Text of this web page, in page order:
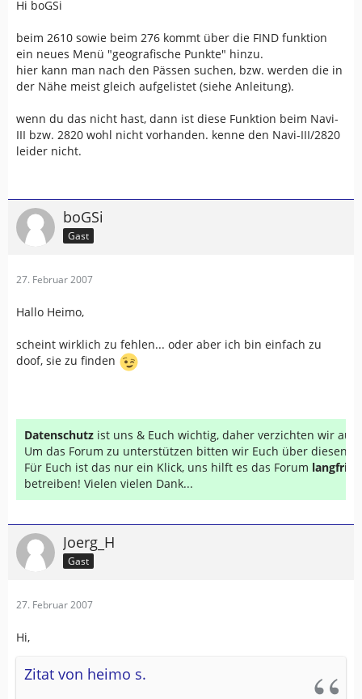
Hi boGSi
beim 2610 sowie beim 276 kommt über die FIND funktion
ein neues Menü "geografische Punkte" hinzu.
hier kann man nach den Pässen suchen, bzw. werden die in
der Nähe meist gleich aufgelistet (siehe Anleitung).
wenn du das nicht hast, dann ist diese Funktion beim Navi-
III bzw. 2820 wohl nicht vorhanden. kenne den Navi-III/2820
leider nicht.
boGSi
Gast
27. Februar 2007
Hallo Heimo,
scheint wirklich zu fehlen... oder aber ich bin einfach zu
doof, sie zu finden
Datenschutz ist uns & Euch wichtig, daher verzichten wir auf
Um das Forum zu unterstützen bitten wir Euch über diesen
Für Euch ist das nur ein Klick, uns hilft es das Forum
betreiben! Vielen vielen Dank...
Joerg_H
Gast
27. Februar 2007
Hi,
Zitat von heimo s.